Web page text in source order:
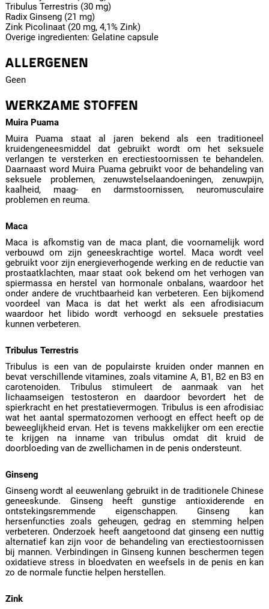
Tribulus Terrestris (30 mg)
Radix Ginseng (21 mg)
Zink Picolinaat (20 mg, 4,1% Zink)
Overige ingredienten: Gelatine capsule
ALLERGENEN
Geen
WERKZAME STOFFEN
Muira Puama
Muira Puama staat al jaren bekend als een traditioneel
kruidengeneesmiddel dat gebruikt wordt om het seksuele
verlangen te versterken en erectiestoornissen te behandelen.
Daarnaast word Muira Puama gebruikt voor de behandeling van
seksuele problemen, zenuwstelselaandoeningen, zenuwpijn,
kaalheid, maag- en darmstoornissen, neuromusculaire
problemen en reuma.
Maca
Maca is afkomstig van de maca plant, die voornamelijk word
verbouwd om zijn geneeskrachtige wortel. Maca wordt veel
gebruikt voor zijn energieverhogende werking en de reductie van
prostaatklachten, maar staat ook bekend om het verhogen van
spiermassa en herstel van hormonale onbalans, waardoor het
onder andere de vruchtbaarheid kan verbeteren. Een bijkomend
voordeel van Maca is dat het werkt als een afrodisiacum
waardoor het libido wordt verhoogd en seksuele prestaties
kunnen verbeteren.
Tribulus Terrestris
Tribulus is een van de populairste kruiden onder mannen en
bevat verschillende vitamines, zoals vitamine A, B1, B2 en B3 en
carotenoiden. Tribulus stimuleert de aanmaak van het
lichaamseigen testosteron en daardoor bevordert het de
spierkracht en het prestatievermogen. Tribulus is een afrodisiac
wat het aantal spermatozomen verhoogt en effect heeft op de
beweeglijkheid ervan. Het is tevens makkelijker om een erectie
te krijgen na inname van tribulus omdat dit kruid de
doorbloeding van de zwellichamen in de penis ondersteunt.
Ginseng
Ginseng wordt al eeuwenlang gebruikt in de traditionele Chinese
geneeskunde. Ginseng heeft gunstige antioxiderende en
ontstekingsremmende eigenschappen. Ginseng kan
hersenfuncties zoals geheugen, gedrag en stemming helpen
verbeteren. Onderzoek heeft aangetoond dat ginseng een nuttig
alternatief kan zijn voor de behandeling van erectiestoornissen
bij mannen. Verbindingen in Ginseng kunnen beschermen tegen
oxidatieve stress in bloedvaten en weefsels in de penis en kan
zo de normale functie helpen herstellen.
Zink